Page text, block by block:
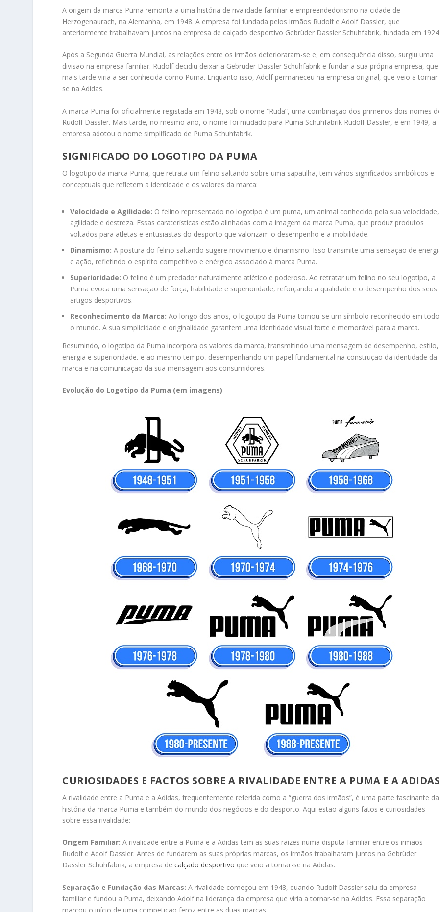
A origem da marca Puma remonta a uma história de rivalidade familiar e empreendedorismo na cidade de
Herzogenaurach, na Alemanha, em 1948. A empresa foi fundada pelos irmãos Rudolf e Adolf Dassler, que
anteriormente trabalhavam juntos na empresa de calçado desportivo Gebrüder Dassler Schuhfabrik, fundada em
Após a Segunda Guerra Mundial, as relações entre os irmãos deterioraram-se e, em consequência disso, surgiu uma
divisão na empresa familiar. Rudolf decidiu deixar a Gebrüder Dassler Schuhfabrik e fundar a sua própria empresa, que
mais tarde viria a ser conhecida como Puma. Enquanto isso, Adolf permaneceu na empresa original, que veio a
se na Adidas.
A marca Puma foi oficialmente registada em 1948, sob o nome “Ruda”, uma combinação dos primeiros dois nomes
Rudolf Dassler. Mais tarde, no mesmo ano, o nome foi mudado para Puma Schuhfabrik Rudolf Dassler, e em 1949, a
empresa adotou o nome simplificado de Puma Schuhfabrik.
SIGNIFICADO DO LOGOTIPO DA PUMA
O logotipo da marca Puma, que retrata um felino saltando sobre uma sapatilha, tem vários significados simbólicos e
conceptuais que refletem a identidade e os valores da marca:
Velocidade e Agilidade: O felino representado no logotipo é um puma, um animal conhecido pela sua velocidade,
agilidade e destreza. Essas caraterísticas estão alinhadas com a imagem da marca Puma, que produz produtos
voltados para atletas e entusiastas do desporto que valorizam o desempenho e a mobilidade.
Dinamismo: A postura do felino saltando sugere movimento e dinamismo. Isso transmite uma sensação de
e ação, refletindo o espírito competitivo e enérgico associado à marca Puma.
Superioridade: O felino é um predador naturalmente atlético e poderoso. Ao retratar um felino no seu logotipo, a
Puma evoca uma sensação de força, habilidade e superioridade, reforçando a qualidade e o desempenho dos seus
artigos desportivos.
Reconhecimento da Marca: Ao longo dos anos, o logotipo da Puma tornou-se um símbolo reconhecido em
o mundo. A sua simplicidade e originalidade garantem uma identidade visual forte e memorável para a marca.
Resumindo, o logotipo da Puma incorpora os valores da marca, transmitindo uma mensagem de desempenho, estilo,
energia e superioridade, e ao mesmo tempo, desempenhando um papel fundamental na construção da identidade da
marca e na comunicação da sua mensagem aos consumidores.
Evolução do Logotipo da Puma (em imagens)
CURIOSIDADES E FACTOS SOBRE A RIVALIDADE ENTRE A PUMA E A
A rivalidade entre a Puma e a Adidas, frequentemente referida como a “guerra dos irmãos”, é uma parte fascinante da
história da marca Puma e também do mundo dos negócios e do desporto. Aqui estão alguns fatos e curiosidades
sobre essa rivalidade:
Origem Familiar: A rivalidade entre a Puma e a Adidas tem as suas raízes numa disputa familiar entre os irmãos
Rudolf e Adolf Dassler. Antes de fundarem as suas próprias marcas, os irmãos trabalharam juntos na Gebrüder
Dassler Schuhfabrik, a empresa decalçado desportivo que veio a tornar-se na Adidas.
Separação e Fundação das Marcas: A rivalidade começou em 1948, quando Rudolf Dassler saiu da empresa
familiar e fundou a Puma, deixando Adolf na liderança da empresa que viria a tornar-se na Adidas. Essa separação
marcou o início de uma competição feroz entre as duas marcas.